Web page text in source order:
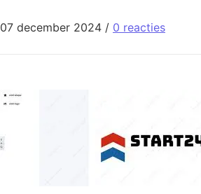
07 december 2024 / 0 reacties